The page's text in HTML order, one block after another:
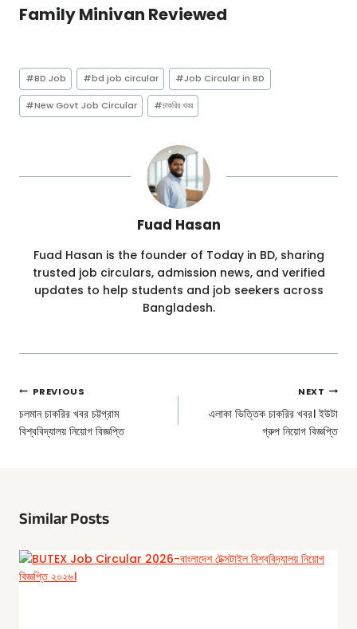
Family Minivan Reviewed
Post
Tags:
#BD Job #bd job circular #Job Circular in BD
#New Govt Job Circular #চাকরির খবর
Fuad Hasan
Fuad Hasan is the founder of Today in BD, sharing
trusted job circulars, admission news, and verified
updates to help students and job seekers across
Bangladesh.
Post
Navigation
PREVIOUS
চলমান চাকরির খবর চট্টগ্রাম
বিশ্ববিদ্যালয় নিয়োগ বিজ্ঞপ্তি
NEXT
এলাকা ভিত্তিক চাকরির খবর। ইউটা
গ্রুপ নিয়োগ বিজ্ঞপ্তি
Similar Posts